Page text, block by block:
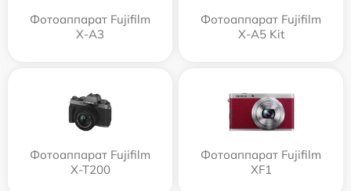
Фотоаппарат Fujifilm
X-A3
Фотоаппарат Fujifilm
X-A5 Kit
Фотоаппарат Fujifilm
X-T200
Фотоаппарат Fujifilm
XF1